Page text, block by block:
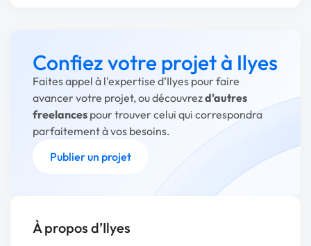
Confiez votre projet à Ilyes
Faites appel à l'expertise d’Ilyes pour faire
avancer votre projet, ou découvrezd'autres
freelances pour trouver celui qui correspondra
parfaitement à vos besoins.
Publier un projet
À propos d’Ilyes